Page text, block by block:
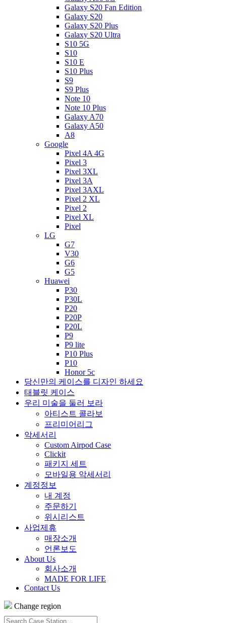
Galaxy S20 Fan Edition
Galaxy S20
Galaxy S20 Plus
Galaxy S20 Ultra
S10 5G
S10
S10 E
S10 Plus
S9
S9 Plus
Note 10
Note 10 Plus
Galaxy A70
Galaxy A50
A8
Google
Pixel 4A 4G
Pixel 3
Pixel 3XL
Pixel 3A
Pixel 3AXL
Pixel 2 XL
Pixel 2
Pixel XL
Pixel
LG
G7
V30
G6
G5
Huawei
P30
P30L
P20
P20P
P20L
P9
P9 lite
P10 Plus
P10
Honor 5c
당신만의 케이스를 디자인 하세요
태블릿 케이스
우리 미술을 둘러 보라
아티스트 콜라보
프리미어리그
악세서리
Custom Airpod Case
Clickit
패키지 세트
모바일용 악세서리
계정정보
내 계정
주문하기
위시리스트
사업제휴
매장소개
언론보도
About Us
회사소개
MADE FOR LIFE
Contact Us
Change region
Search